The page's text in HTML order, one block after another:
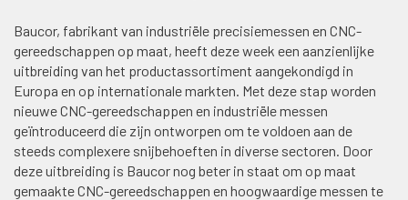
Baucor, fabrikant van industriële precisiemessen en CNC-
gereedschappen op maat, heeft deze week een aanzienlijke
uitbreiding van het productassortiment aangekondigd in
Europa en op internationale markten. Met deze stap worden
nieuwe CNC-gereedschappen en industriële messen
geïntroduceerd die zijn ontworpen om te voldoen aan de
steeds complexere snijbehoeften in diverse sectoren. Door
deze uitbreiding is Baucor nog beter in staat om op maat
gemaakte CNC-gereedschappen en hoogwaardige messen te